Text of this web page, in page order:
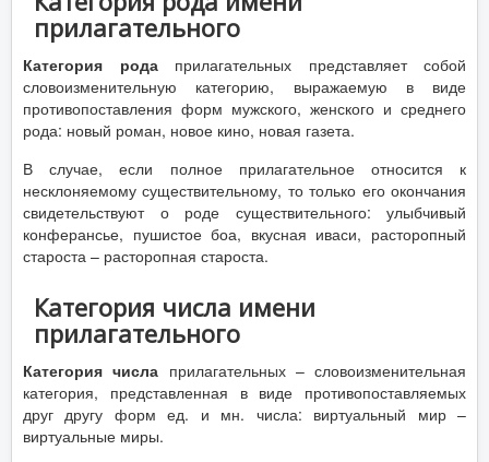
прилагательного
Категория родаприлагательных представляет собой
словоизменительную категорию, выражаемую в виде
противопоставления форм мужского, женского и среднего
рода: новый роман, новое кино, новая газета.
В случае, если полное прилагательное относится к
несклоняемому существительному, то только его окончания
свидетельствуют о роде существительного: улыбчивый
конферансье, пушистое боа, вкусная иваси, расторопный
староста – расторопная староста.
Категория числа имени
прилагательного
Категория числа прилагательных – словоизменительная
категория, представленная в виде противопоставляемых
друг другу форм ед. и мн. числа: виртуальный мир –
виртуальные миры.